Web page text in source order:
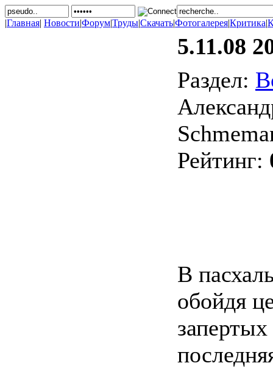
|Главная| Новости|Форум|Труды|Скачать|Фотогалерея|Критика|
5.11.08
Раздел:
Рейтинг:
В
обойдя